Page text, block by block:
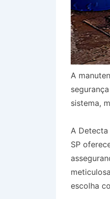
A
sistema,
A Detecta
SP
escolha